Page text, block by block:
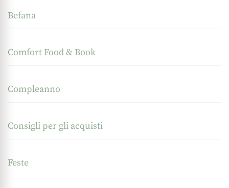
Befana
Comfort Food & Book
Compleanno
Consigli per gli acquisti
Feste